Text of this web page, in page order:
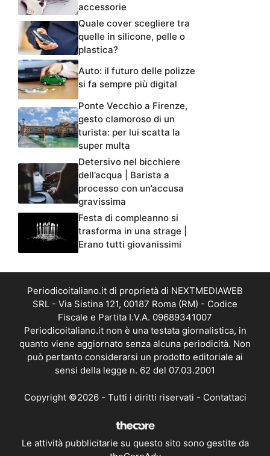
accessorie
Quale cover scegliere tra
quelle in silicone, pelle o
plastica?
Auto: il futuro delle polizze
si fa sempre più digital
Ponte Vecchio a Firenze,
gesto clamoroso di un
turista: per lui scatta la
super multa
Detersivo nel bicchiere
dell’acqua | Barista a
processo con un’accusa
gravissima
Festa di compleanno si
trasforma in una strage |
Erano tutti giovanissimi
Periodicoitaliano.it di proprietà di NEXTMEDIAWEB
SRL - Via Sistina 121, 00187 Roma (RM) - Codice
Fiscale e Partita I.V.A. 09689341007
Periodicoitaliano.it non è una testata giornalistica, in
quanto viene aggiornato senza alcuna periodicità. Non
può pertanto considerarsi un prodotto editoriale ai
sensi della legge n. 62 del 07.03.2001
Copyright ©2026 - Tutti i diritti riservati - Contattaci
Le attività pubblicitarie su questo sito sono gestite da